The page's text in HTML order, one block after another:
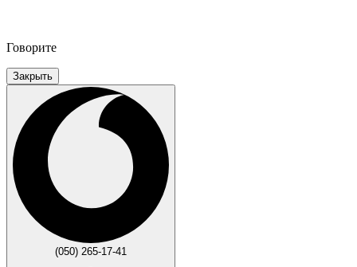
Говорите
Закрыть
(050) 265-17-41